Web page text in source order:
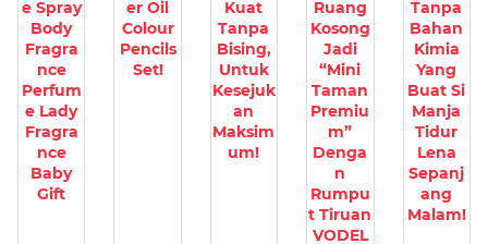
e Spray
Body
Fragra
nce
Perfum
e Lady
Fragra
nce
Baby
Gift
er Oil
Colour
Pencils
Set!
Kuat
Tanpa
Bising,
Untuk
Kesejuk
an
Maksim
um!
Ruang
Kosong
Jadi
“Mini
Taman
Premiu
m”
Denga
n
Rumpu
t Tiruan
VODEL
Tanpa
Bahan
Kimia
Yang
Buat Si
Manja
Tidur
Lena
Sepanj
ang
Malam!